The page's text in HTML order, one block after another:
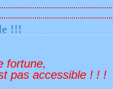
!!!
fortune,
pas accessible ! ! !